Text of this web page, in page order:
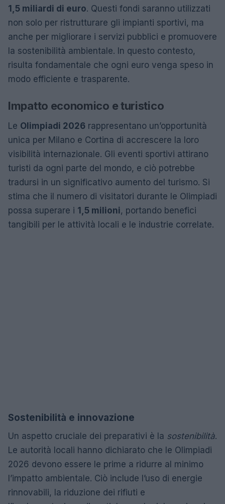
1,5 miliardi di euro. Questi fondi saranno utilizzati
non solo per ristrutturare gli impianti sportivi, ma
anche per migliorare i servizi pubblici e promuovere
la sostenibilità ambientale. In questo contesto,
risulta fondamentale che ogni euro venga speso in
modo efficiente e trasparente.
Impatto economico e turistico
Le Olimpiadi 2026 rappresentano un’opportunità
unica per Milano e Cortina di accrescere la loro
visibilità internazionale. Gli eventi sportivi attirano
turisti da ogni parte del mondo, e ciò potrebbe
tradursi in un significativo aumento del turismo. Si
stima che il numero di visitatori durante le Olimpiadi
possa superare i 1,5 milioni, portando benefici
tangibili per le attività locali e le industrie correlate.
Sostenibilità e innovazione
Un aspetto cruciale dei preparativi è la sostenibilità.
Le autorità locali hanno dichiarato che le Olimpiadi
2026 devono essere le prime a ridurre al minimo
l’impatto ambientale. Ciò include l’uso di energie
rinnovabili, la riduzione dei rifiuti e